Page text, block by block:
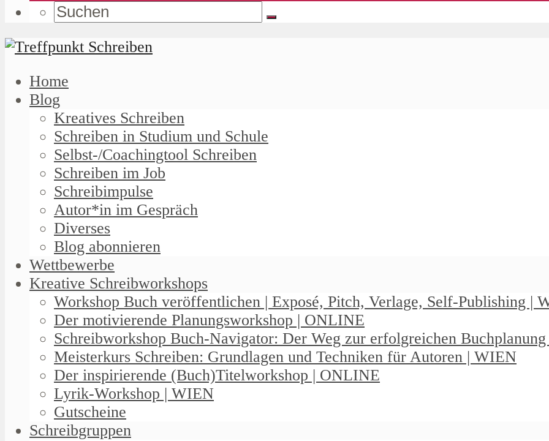
Home
Blog
Kreatives Schreiben
Schreiben in Studium und Schule
Selbst-/Coachingtool Schreiben
Schreiben im Job
Schreibimpulse
Autor*in im Gespräch
Diverses
Blog abonnieren
Wettbewerbe
Kreative Schreibworkshops
Workshop Buch veröffentlichen | Exposé, Pitch, Verlage, Self-Publishing |
Der motivierende Planungsworkshop | ONLINE
Schreibworkshop Buch-Navigator: Der Weg zur erfolgreichen
Meisterkurs Schreiben: Grundlagen und Techniken für Autoren | WIEN
Der inspirierende (Buch)Titelworkshop | ONLINE
Lyrik-Workshop | WIEN
Gutscheine
Schreibgruppen